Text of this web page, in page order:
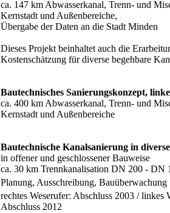
ca. 147 km Abwasserkanal, Trenn- und
Kernstadt und Außenbereiche,
Übergabe der Daten an die Stadt Minden
Dieses Projekt beinhaltet auch die
Kostenschätzung für diverse begehbare
Bautechnisches Sanierungskonzept,
ca. 400 km Abwasserkanal, Trenn- und
Kernstadt und Außenbereiche
Bautechnische Kanalsanierung in
in offener und geschlossener Bauweise
ca. 30 km Trennkanalisation DN 200 - DN
Planung, Ausschreibung, Bauüberwachung
rechtes Weserufer: Abschluss 2003 / linkes
Abschluss 2012